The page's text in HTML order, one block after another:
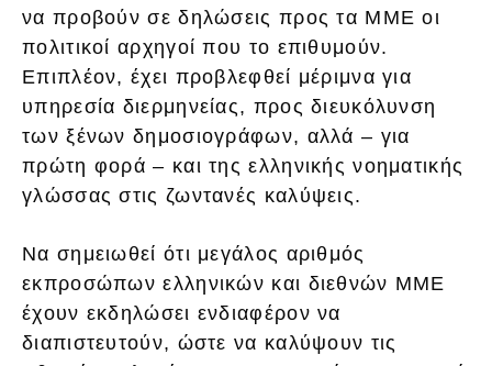
να προβούν σε δηλώσεις προς τα ΜΜΕ οι
πολιτικοί αρχηγοί που το επιθυμούν.
Επιπλέον, έχει προβλεφθεί μέριμνα για
υπηρεσία διερμηνείας, προς διευκόλυνση
των ξένων δημοσιογράφων, αλλά – για
πρώτη φορά – και της ελληνικής νοηματικής
γλώσσας στις ζωντανές καλύψεις.
Να σημειωθεί ότι μεγάλος αριθμός
εκπροσώπων ελληνικών και διεθνών ΜΜΕ
έχουν εκδηλώσει ενδιαφέρον να
διαπιστευτούν, ώστε να καλύψουν τις